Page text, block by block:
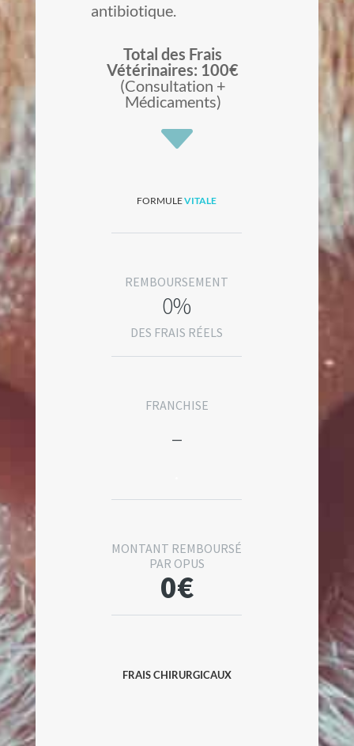
antibiotique.
Total des Frais
Vétérinaires: 100€
(Consultation +
Médicaments)
C
FORMULEVITALE
REMBOURSEMENT
0%
DES FRAIS RÉELS
FRANCHISE
–
MONTANT REMBOURSÉ
PAR OPUS
0€
FRAIS CHIRURGICAUX